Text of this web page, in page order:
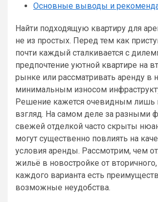
Основные выводы и
Найти подходящую квартиру для
не из простых. Перед тем как
почти каждый сталкивается с
предпочтение уютной квартире на
рынке или рассматривать аренду в
минимальным износом
Решение кажется очевидным лишь
взгляд. На самом деле за разными
свежей отделкой часто скрыты
могут существенно повлиять на
условия аренды. Рассмотрим, чем
жильё в новостройке от
каждого варианта есть
возможные неудобства.